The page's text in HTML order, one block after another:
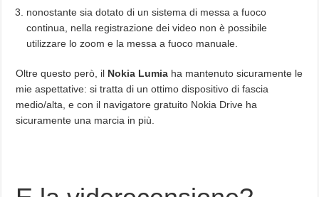
nonostante sia dotato di un sistema di messa a fuoco
continua, nella registrazione dei video non è possibile
utilizzare lo zoom e la messa a fuoco manuale.
Oltre questo però, il Nokia Lumia ha mantenuto sicuramente le
mie aspettative: si tratta di un ottimo dispositivo di fascia
medio/alta, e con il navigatore gratuito Nokia Drive ha
sicuramente una marcia in più.